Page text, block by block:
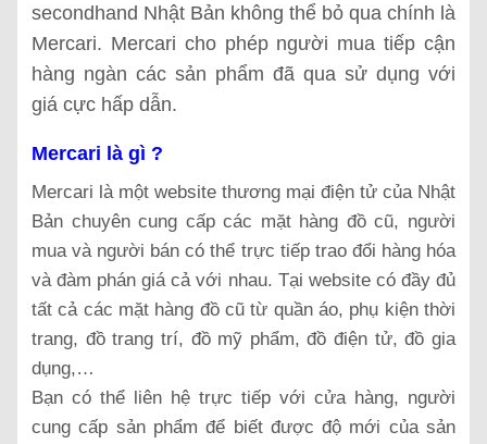
secondhand Nhật Bản không thể bỏ qua chính là
Mercari. Mercari cho phép người mua tiếp cận
hàng ngàn các sản phẩm đã qua sử dụng với
giá cực hấp dẫn.
Mercari là gì ?
Mercari là một website thương mại điện tử của Nhật
Bản chuyên cung cấp các mặt hàng đồ cũ, người
mua và người bán có thể trực tiếp trao đổi hàng hóa
và đàm phán giá cả với nhau. Tại website có đầy đủ
tất cả các mặt hàng đồ cũ từ quần áo, phụ kiện thời
trang, đồ trang trí, đồ mỹ phẩm, đồ điện tử, đồ gia
dụng,…
Bạn có thể liên hệ trực tiếp với cửa hàng, người
cung cấp sản phẩm để biết được độ mới của sản